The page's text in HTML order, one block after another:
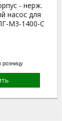
- нерж.
насос для
М3-1400-С
розницу